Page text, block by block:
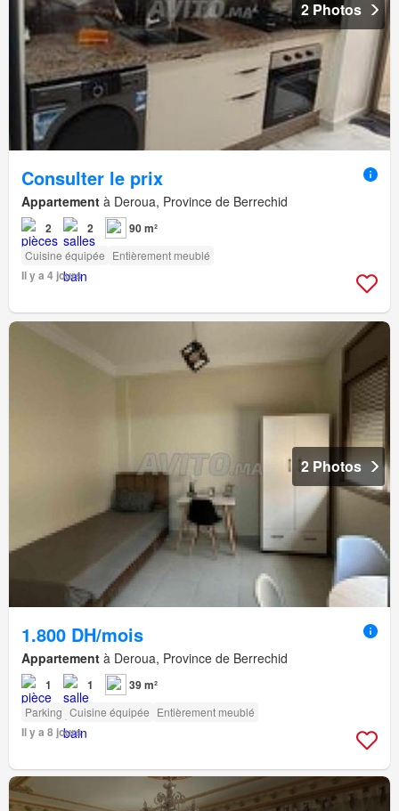
2 Photos
Consulter le prix
Appartement à Deroua, Province de Berrechid
2 2 90 m²
Cuisine équipée Entièrement meublé
Il y a 4 jours
2 Photos
1.800 DH/mois
Appartement à Deroua, Province de Berrechid
1 1 39 m²
Parking Cuisine équipée Entièrement meublé
Il y a 8 jours